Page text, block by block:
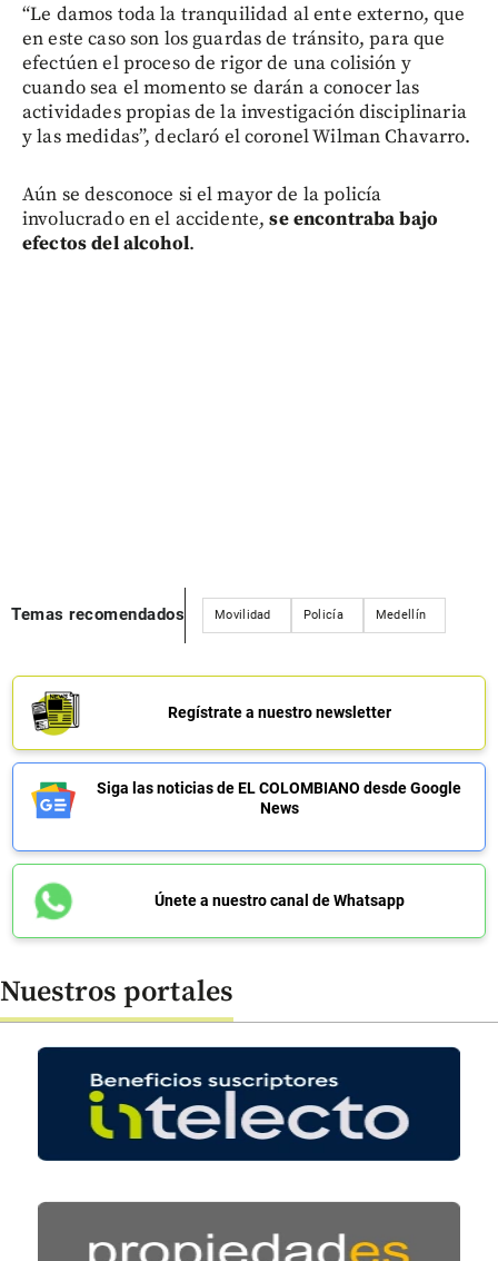
“Le damos toda la tranquilidad al ente externo, que
en este caso son los guardas de tránsito, para que
efectúen el proceso de rigor de una colisión y
cuando sea el momento se darán a conocer las
actividades propias de la investigación disciplinaria
y las medidas”, declaró el coronel Wilman Chavarro.
Aún se desconoce si el mayor de la policía
involucrado en el accidente,se encontraba bajo
efectos del alcohol.
Temas recomendados Movilidad Policía Medellín
Regístrate a nuestro newsletter
Siga las noticias de EL COLOMBIANO desde Google
News
Únete a nuestro canal de Whatsapp
Nuestros portales